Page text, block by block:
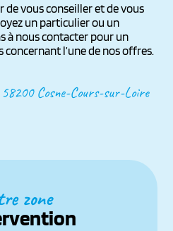
de vous conseiller et de vous
un particulier ou un
à nous contacter pour un
l’une de nos offres.
Cosne-Cours-sur-Loire
zone